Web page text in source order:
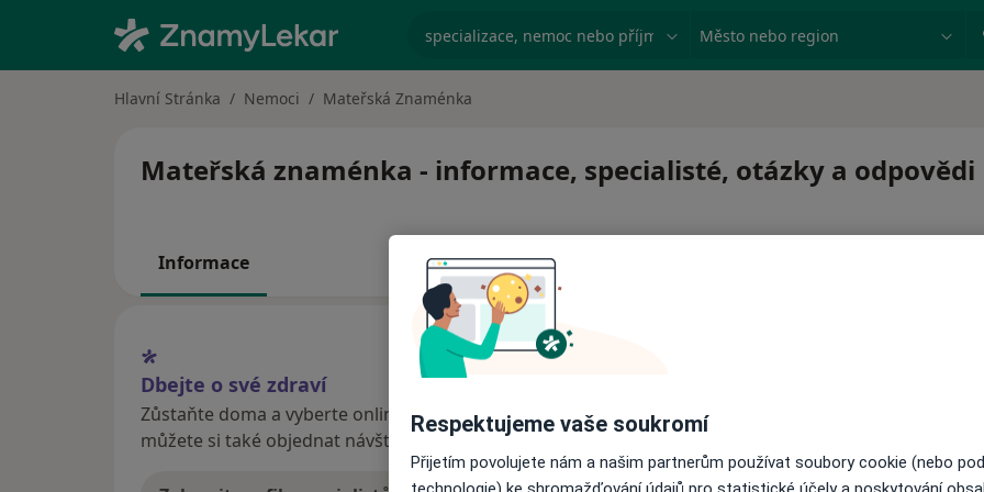
specializace, nemoc nebo příjmení Město nebo region
Hlavní Stránka Nemoci Mateřská Znaménka
Mateřská znaménka - informace, specialisté, otázky a odpovědi
Informace
Dbejte o své zdraví
Zůstaňte doma a vyberte online konzultaci pro zahájení nebo pokračování léčby. Pokud to
můžete si také objednat návštěvu v ordinaci.
Respektujeme vaše soukromí
Přijetím povolujete nám a našim partnerům používat soubory cookie (nebo